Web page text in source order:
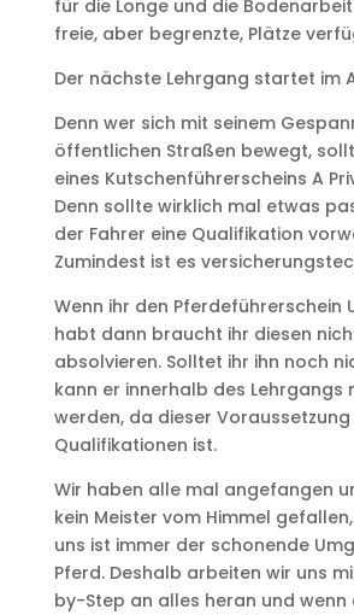
für die Longe und die
freie, aber begrenzte, Plätze
Der nächste Lehrgang startet im
Denn wer sich mit seinem
öffentlichen Straßen bewegt,
eines Kutschenführerscheins A
Denn sollte wirklich mal etwas
der Fahrer eine Qualifikation
Zumindest ist es
Wenn ihr den Pferdeführerschein
habt dann braucht ihr diesen
absolvieren. Solltet ihr ihn noch
kann er innerhalb des Lehrgangs
werden, da dieser
Qualifikationen ist.
Wir haben alle mal angefangen
kein Meister vom Himmel
uns ist immer der schonende
Pferd. Deshalb arbeiten wir uns
by-Step an alles heran und wenn